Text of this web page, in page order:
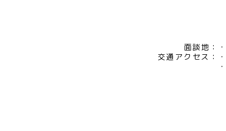
面談地：
交通アクセス：